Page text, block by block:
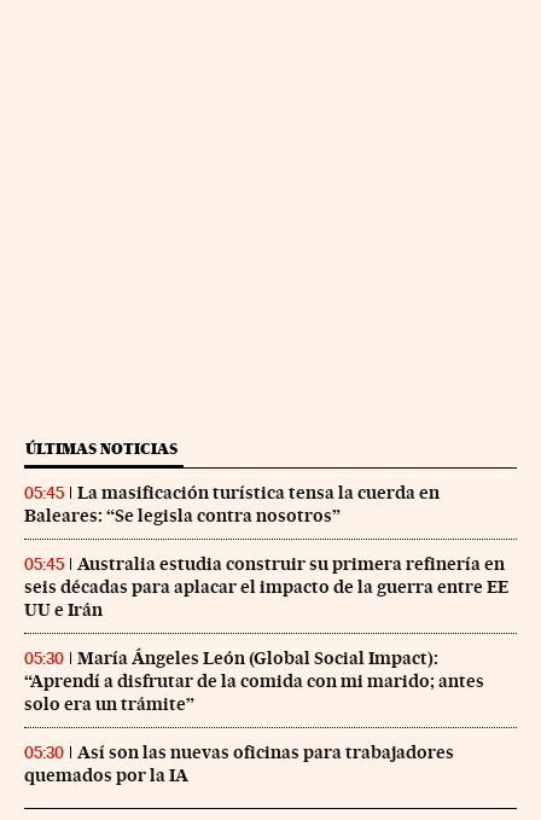
ÚLTIMAS NOTICIAS
05:45
La masificación turística tensa la cuerda en
Baleares: “Se legisla contra nosotros”
05:45
Australia estudia construir su primera refinería en
seis décadas para aplacar el impacto de la guerra entre EE
UU e Irán
05:30
María Ángeles León (Global Social Impact):
“Aprendí a disfrutar de la comida con mi marido; antes
solo era un trámite”
05:30
Así son las nuevas oficinas para trabajadores
quemados por la IA